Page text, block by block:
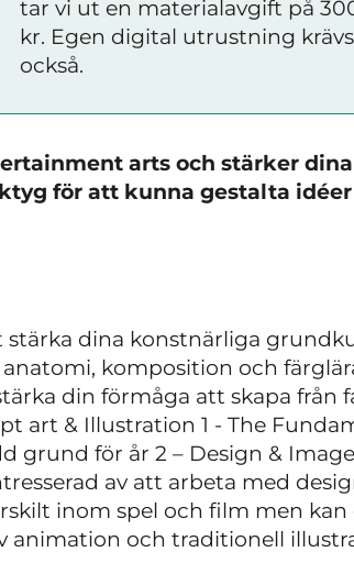
tar vi ut en materialavgift på
kr. Egen digital utrustning krävs
också.
arts och stärker
för att kunna gestalta
dina konstnärliga
komposition och
din förmåga att skapa från
art & Illustration 1 - The
grund för år 2 – Design &
av att arbeta med
inom spel och film men kan
animation och traditionell